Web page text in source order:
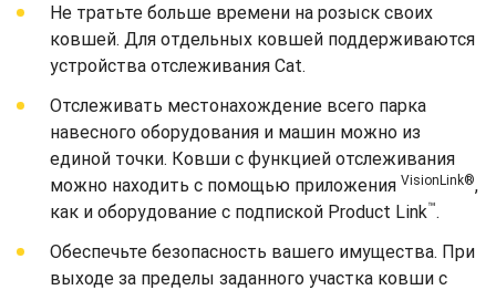
Не тратьте больше времени на розыск своих
ковшей. Для отдельных ковшей поддерживаются
устройства отслеживания Cat.
Отслеживать местонахождение всего парка
навесного оборудования и машин можно из
единой точки. Ковши с функцией отслеживания
можно находить с помощью приложения VisionLink®,
как и оборудование с подпиской Product Link™.
Обеспечьте безопасность вашего имущества. При
выходе за пределы заданного участка ковши с